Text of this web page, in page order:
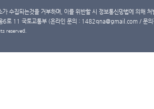
수집되는것을 거부하며, 이를 위반할 시 정보통신망법에 의해 처
6로 11 국토교통부 (온라인 문의 : 1482qna@gmail.com / 문
reserved.